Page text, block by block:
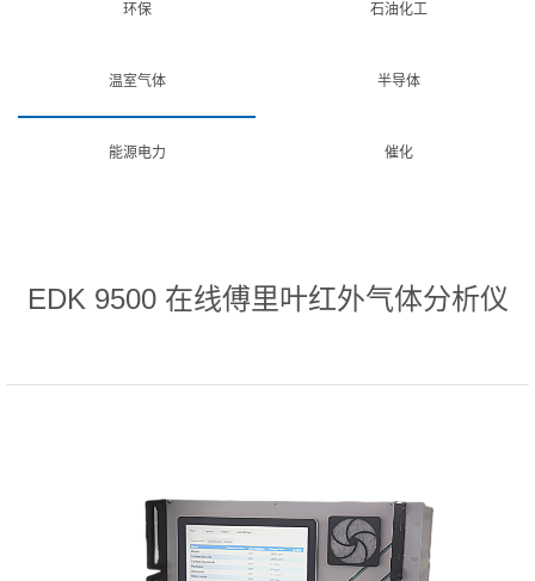
环保 石油化工
温室气体 半导体
能源电力 催化
EDK 9500 在线傅里叶红外气体分析仪